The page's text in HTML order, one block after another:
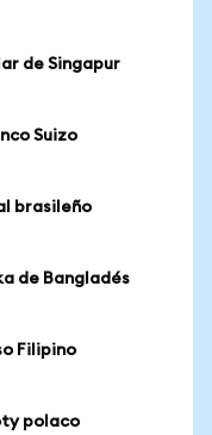
de Singapur
Suizo
brasileño
de Bangladés
Filipino
polaco